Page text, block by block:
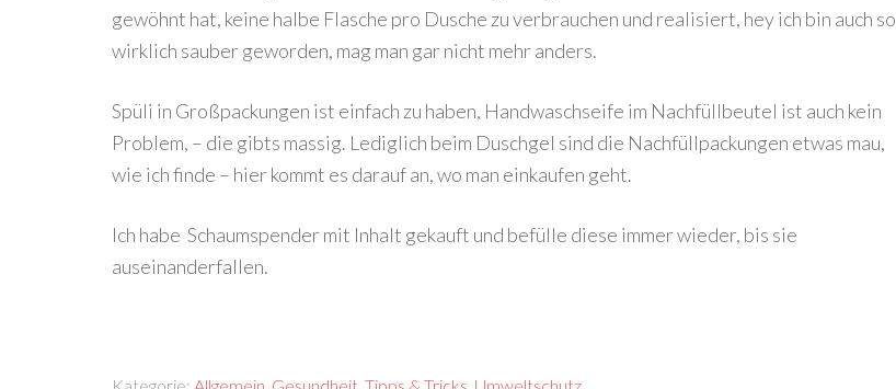
gewöhnt hat, keine halbe Flasche pro Dusche zu verbrauchen und realisiert, hey ich bin auch so
wirklich sauber geworden, mag man gar nicht mehr anders.
Spüli in Großpackungen ist einfach zu haben, Handwaschseife im Nachfüllbeutel ist auch kein
Problem, – die gibts massig. Lediglich beim Duschgel sind die Nachfüllpackungen etwas mau,
wie ich finde – hier kommt es darauf an, wo man einkaufen geht.
Ich habe Schaumspender mit Inhalt gekauft und befülle diese immer wieder, bis sie
auseinanderfallen.